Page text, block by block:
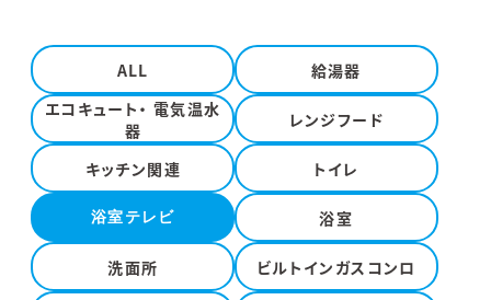
ALL
給湯器
エコキュート・ 電気温水
器
レンジフード
キッチン関連 トイレ
浴室テレビ 浴室
洗面所 ビルトインガスコンロ